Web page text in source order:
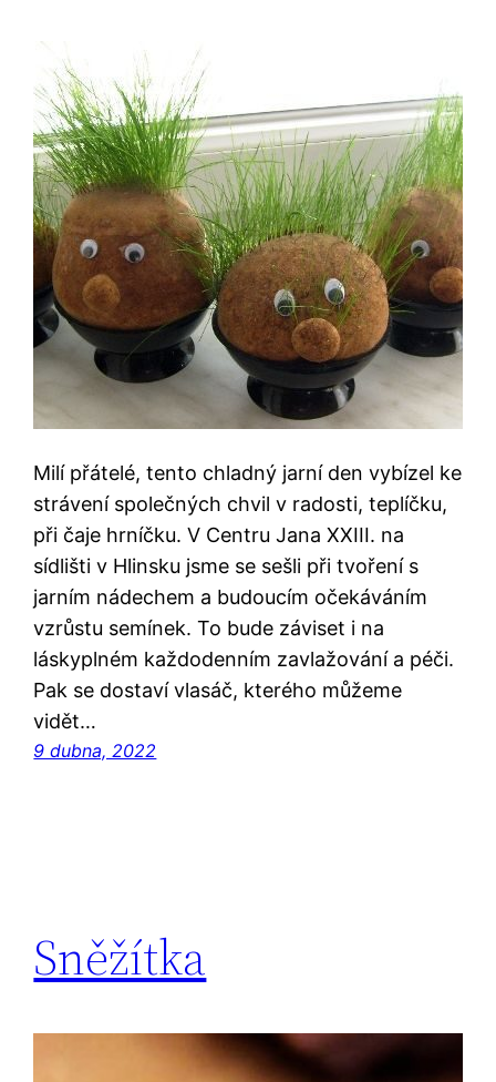
Milí přátelé, tento chladný jarní den vybízel ke
strávení společných chvil v radosti, teplíčku,
při čaje hrníčku. V Centru Jana XXIII. na
sídlišti v Hlinsku jsme se sešli při tvoření s
jarním nádechem a budoucím očekáváním
vzrůstu semínek. To bude záviset i na
láskyplném každodenním zavlažování a péči.
Pak se dostaví vlasáč, kterého můžeme
vidět…
9 dubna, 2022
Sněžítka